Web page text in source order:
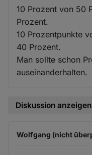
10 Prozent von 50
Prozent.
10 Prozentpunkte
40 Prozent.
Man sollte schon
auseinanderhalten.
Diskussion anzeigen
Wolfgang (nicht